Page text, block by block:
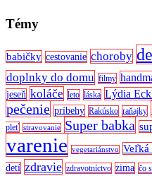
Témy
babičky cestovanie choroby
doplnky do domu filmy
jeseň koláče leto láska Lýdia
pečenie príbehy Rakúsko raňajky
pleť stravovanie Super babka
varenie vegetariánstvo Veľká
detí zdravie zdravotníctvo zima čo